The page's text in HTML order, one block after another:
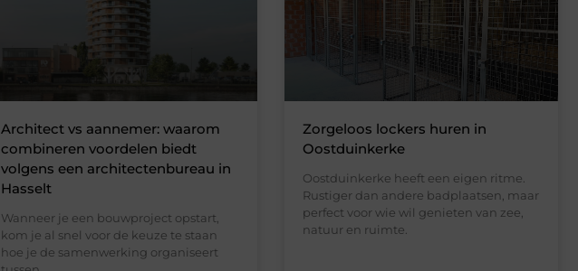
Architect vs aannemer: waarom
combineren voordelen biedt
volgens een architectenbureau in
Hasselt
Wanneer je een bouwproject opstart,
kom je al snel voor de keuze te staan
hoe je de samenwerking organiseert
Zorgeloos lockers huren in
Oostduinkerke
Oostduinkerke heeft een eigen ritme.
Rustiger dan andere badplaatsen, maar
perfect voor wie wil genieten van zee,
natuur en ruimte.